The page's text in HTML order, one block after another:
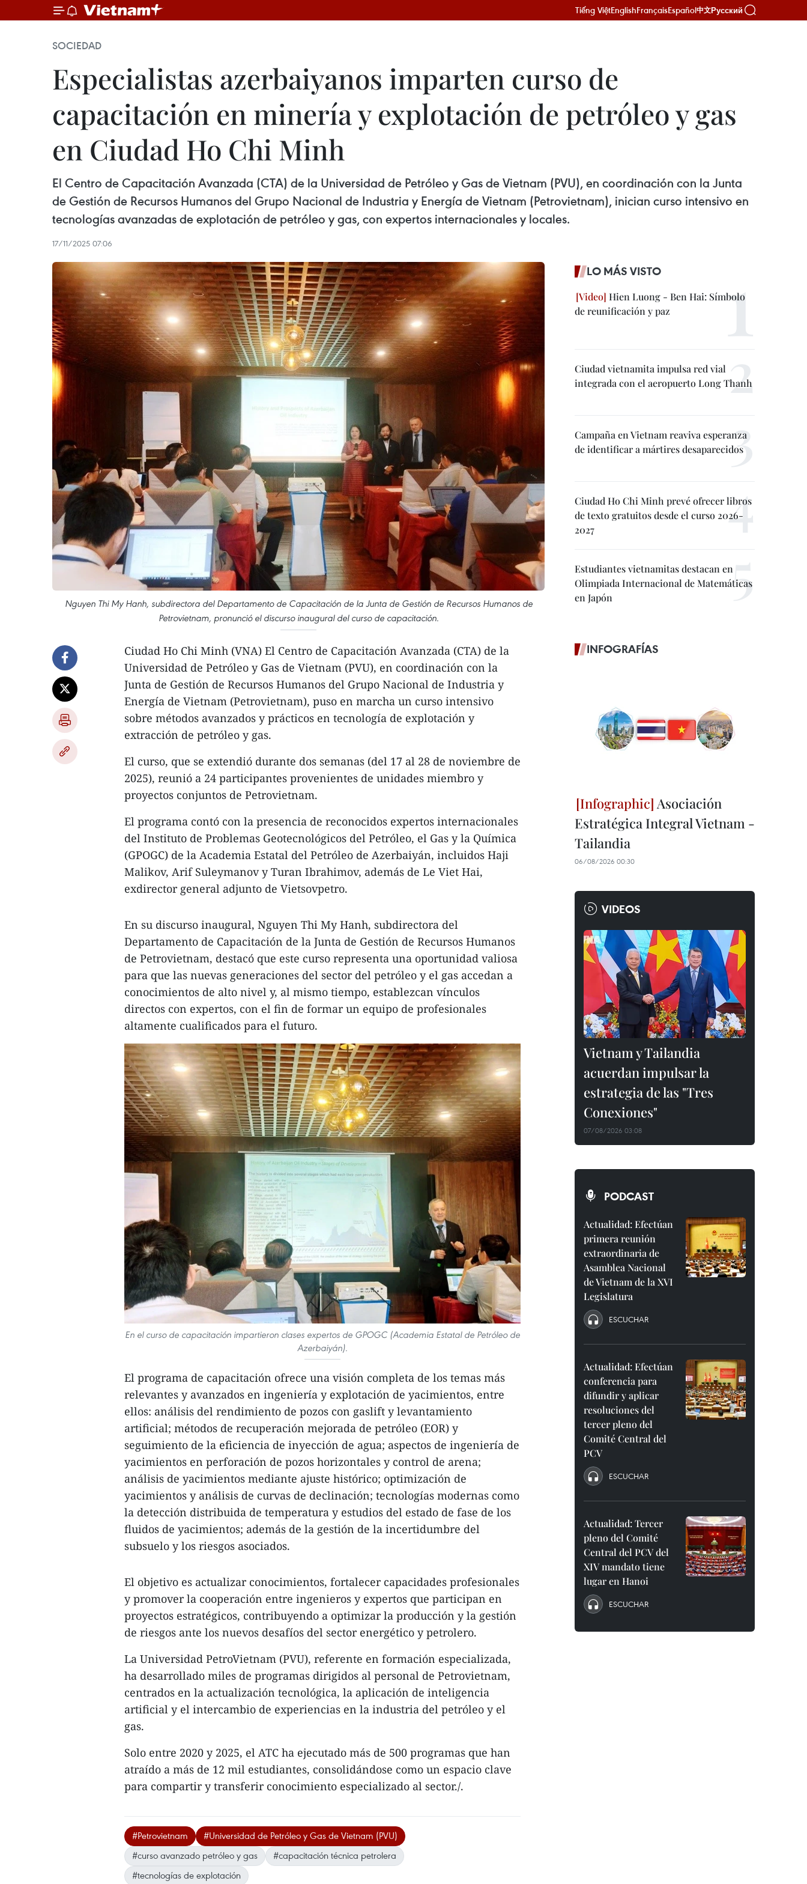
Tiếng ViệtEnglishFrançaisEspañol中文Русский
SOCIEDAD
Especialistas azerbaiyanos imparten curso de
capacitación en minería y explotación de petróleo y gas
en Ciudad Ho Chi Minh
El Centro de Capacitación Avanzada (CTA) de la Universidad de Petróleo y Gas de Vietnam (PVU), en coordinación con la Junta
de Gestión de Recursos Humanos del Grupo Nacional de Industria y Energía de Vietnam (Petrovietnam), inician curso intensivo en
tecnologías avanzadas de explotación de petróleo y gas, con expertos internacionales y locales.
17/11/2025 07:06
Nguyen Thi My Hanh, subdirectora del Departamento de Capacitación de la Junta de Gestión de Recursos Humanos de
Petrovietnam, pronunció el discurso inaugural del curso de capacitación.
Ciudad Ho Chi Minh (VNA) El Centro de Capacitación Avanzada (CTA) de la
Universidad de Petróleo y Gas de Vietnam (PVU), en coordinación con la
Junta de Gestión de Recursos Humanos del Grupo Nacional de Industria y
Energía de Vietnam (Petrovietnam), puso en marcha un curso intensivo
sobre métodos avanzados y prácticos en tecnología de explotación y
extracción de petróleo y gas.
El curso, que se extendió durante dos semanas (del 17 al 28 de noviembre de
2025), reunió a 24 participantes provenientes de unidades miembro y
proyectos conjuntos de Petrovietnam.
El programa contó con la presencia de reconocidos expertos internacionales
del Instituto de Problemas Geotecnológicos del Petróleo, el Gas y la Química
(GPOGC) de la Academia Estatal del Petróleo de Azerbaiyán, incluidos Haji
Malikov, Arif Suleymanov y Turan Ibrahimov, además de Le Viet Hai,
exdirector general adjunto de Vietsovpetro.
En su discurso inaugural, Nguyen Thi My Hanh, subdirectora del
Departamento de Capacitación de la Junta de Gestión de Recursos Humanos
de Petrovietnam, destacó que este curso representa una oportunidad valiosa
para que las nuevas generaciones del sector del petróleo y el gas accedan a
conocimientos de alto nivel y, al mismo tiempo, establezcan vínculos
directos con expertos, con el fin de formar un equipo de profesionales
altamente cualificados para el futuro.
En el curso de capacitación impartieron clases expertos de GPOGC (Academia Estatal de Petróleo de
Azerbaiyán).
El programa de capacitación ofrece una visión completa de los temas más
relevantes y avanzados en ingeniería y explotación de yacimientos, entre
ellos: análisis del rendimiento de pozos con gaslift y levantamiento
artificial; métodos de recuperación mejorada de petróleo (EOR) y
seguimiento de la eficiencia de inyección de agua; aspectos de ingeniería de
yacimientos en perforación de pozos horizontales y control de arena;
análisis de yacimientos mediante ajuste histórico; optimización de
yacimientos y análisis de curvas de declinación; tecnologías modernas como
la detección distribuida de temperatura y estudios del estado de fase de los
fluidos de yacimientos; además de la gestión de la incertidumbre del
subsuelo y los riesgos asociados.
El objetivo es actualizar conocimientos, fortalecer capacidades profesionales
y promover la cooperación entre ingenieros y expertos que participan en
proyectos estratégicos, contribuyendo a optimizar la producción y la gestión
de riesgos ante los nuevos desafíos del sector energético y petrolero.
La Universidad PetroVietnam (PVU), referente en formación especializada,
ha desarrollado miles de programas dirigidos al personal de Petrovietnam,
centrados en la actualización tecnológica, la aplicación de inteligencia
artificial y el intercambio de experiencias en la industria del petróleo y el
gas.
Solo entre 2020 y 2025, el ATC ha ejecutado más de 500 programas que han
atraído a más de 12 mil estudiantes, consolidándose como un espacio clave
para compartir y transferir conocimiento especializado al sector./.
#Petrovietnam
#Universidad de Petróleo y Gas de Vietnam (PVU)
#curso avanzado petróleo y gas
#capacitación técnica petrolera
#tecnologías de explotación
LO MÁS VISTO
Hien Luong - Ben Hai: Símbolo
de reunificación y paz
Ciudad vietnamita impulsa red vial
integrada con el aeropuerto Long Thanh
Campaña en Vietnam reaviva esperanza
de identificar a mártires desaparecidos
Ciudad Ho Chi Minh prevé ofrecer libros
de texto gratuitos desde el curso 2026-
2027
Estudiantes vietnamitas destacan en
Olimpiada Internacional de Matemáticas
en Japón
INFOGRAFÍAS
Asociación
Estratégica Integral Vietnam -
Tailandia
06/08/2026 00:30
VIDEOS
Vietnam y Tailandia
acuerdan impulsar la
estrategia de las "Tres
Conexiones"
07/08/2026 03:08
PODCAST
Actualidad: Efectúan
primera reunión
extraordinaria de
Asamblea Nacional
de Vietnam de la XVI
Legislatura
ESCUCHAR
Actualidad: Efectúan
conferencia para
difundir y aplicar
resoluciones del
tercer pleno del
Comité Central del
PCV
ESCUCHAR
Actualidad: Tercer
pleno del Comité
Central del PCV del
XIV mandato tiene
lugar en Hanoi
ESCUCHAR